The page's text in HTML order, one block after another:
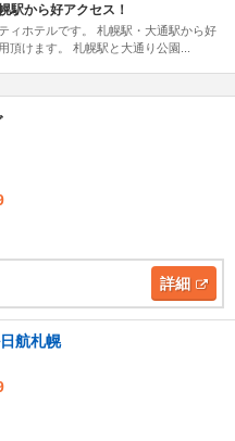
駅から好アクセス！
ィホテルです。 札幌駅・大通駅から好
頂けます。 札幌駅と大通り公園...
詳細
航札幌